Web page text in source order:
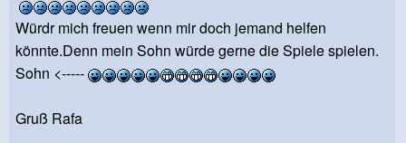
Würdr mich freuen wenn mir doch jemand helfen
könnte.Denn mein Sohn würde gerne die Spiele spielen.
Sohn <-----
Gruß Rafa